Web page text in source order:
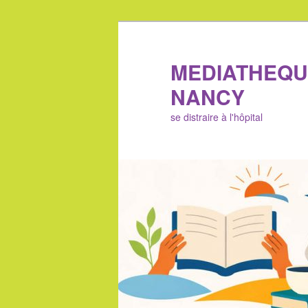
NANCY
se distraire à l'hôpital